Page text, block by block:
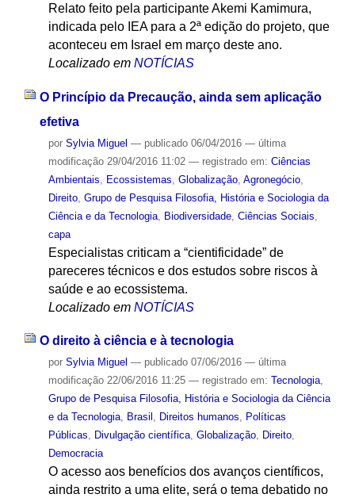
Relato feito pela participante Akemi Kamimura,
indicada pelo IEA para a 2ª edição do projeto, que
aconteceu em Israel em março deste ano.
Localizado em NOTÍCIAS
O Princípio da Precaução, ainda sem aplicação
efetiva
por Sylvia Miguel — publicado06/04/2016 — última
modificação29/04/2016 11:02 — registrado em: Ciências
Ambientais
Ecossistemas Globalização, Agronegócio,
Direito, Grupo de Pesquisa Filosofia, História e Sociologia da
Ciência e da Tecnologia, Biodiversidade, Ciências Sociais
capa
Especialistas criticam a “cientificidade” de
pareceres técnicos e dos estudos sobre riscos à
saúde e ao ecossistema.
Localizado em NOTÍCIAS
O direito à ciência e à tecnologia
por Sylvia Miguel — publicado07/06/2016 — última
modificação22/06/2016 11:25 — registrado em: Tecnologia,
Grupo de Pesquisa Filosofia, História e Sociologia da Ciência
e da Tecnologia, Brasil , Direitos humanos, Políticas
Públicas, Divulgação científica, Globalização, Direito,
Democracia
O acesso aos benefícios dos avanços científicos,
ainda restrito a uma elite, será o tema debatido no